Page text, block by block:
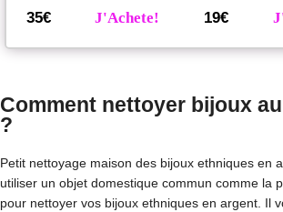
35€ J'Achete! 19€
Comment nettoyer bijoux
?
Petit nettoyage maison des bijoux ethniques en
utiliser un objet domestique commun comme la
pour nettoyer vos bijoux ethniques en argent. Il